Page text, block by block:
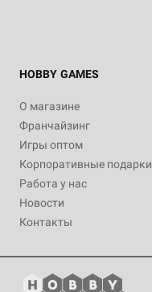
HOBBY GAMES
О магазине
Франчайзинг
Игры оптом
Корпоративные подарки
Работа у нас
Новости
Контакты